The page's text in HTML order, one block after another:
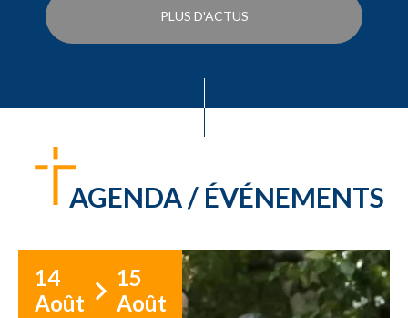
PLUS D'ACTUS
AGENDA / ÉVÉNEMENTS
14
Août
15
Août